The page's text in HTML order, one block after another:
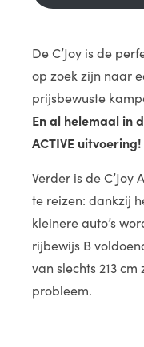
De C’Joy is de
op zoek zijn naar
prijsbewuste
En al helemaal in
ACTIVE uitvoering!
Verder is de C’Joy
te reizen: dankzij
kleinere auto’s
rijbewijs B
van slechts 213
probleem.